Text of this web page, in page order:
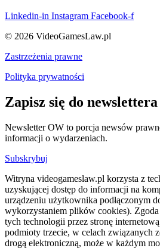
Linkedin-in Instagram Facebook-f
© 2026 VideoGamesLaw.pl
Zastrzeżenia prawne
Polityka prywatności
Zapisz się do newslettera
Newsletter OW to porcja newsów
informacji o wydarzeniach.
Subskrybuj
Witryna videogameslaw.pl korzysta z
uzyskującej dostęp do informacji na
urządzeniu użytkownika podłączonym
wykorzystaniem plików cookies).
tych technologii przez stronę
podmioty trzecie, w celach związanych
drogą elektroniczną, może w każdym